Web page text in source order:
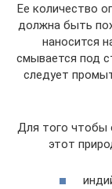
Ее количество
должна быть
наносится
смывается под
следует
Для того чтобы
этот